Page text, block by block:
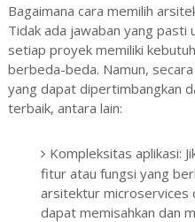
Bagaimana cara memilih
Tidak ada jawaban yang pasti
setiap proyek memiliki
berbeda-beda. Namun,
yang dapat dipertimbangkan
terbaik, antara lain:
Kompleksitas aplikasi:
fitur atau fungsi yang
arsitektur microservices
dapat memisahkan dan